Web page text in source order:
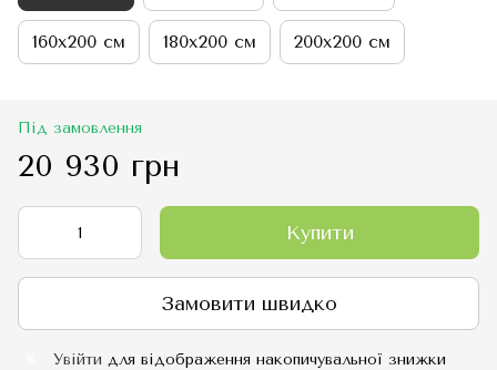
160х200 см 180х200 см 200х200 см
Під замовлення
20 930 грн
Купити
Замовити швидко
Увійти для відображення накопичувальної знижки